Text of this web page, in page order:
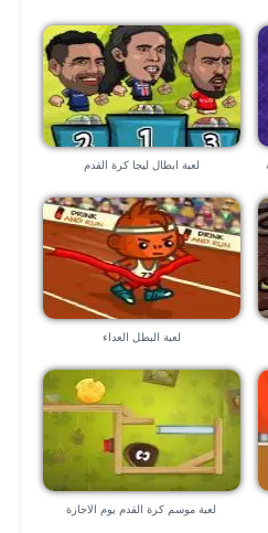
لعبة ابطال ليجا كرة القدم
لعبة البطل العداء
لعبة موسم كرة القدم يوم الاجازة